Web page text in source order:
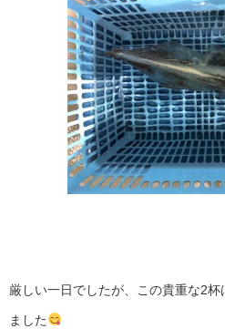
厳しい一日でしたが、この貴重な2
ました